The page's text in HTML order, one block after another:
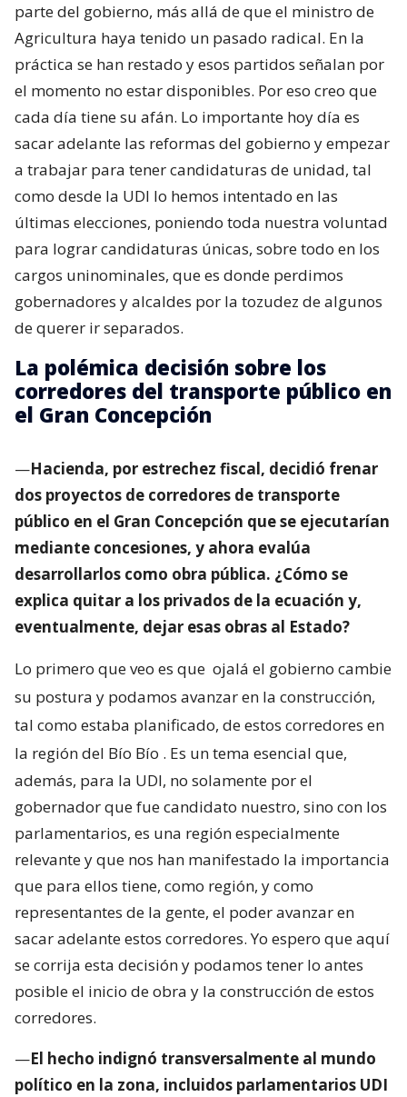
parte del gobierno, más allá de que el ministro de
Agricultura haya tenido un pasado radical. En la
práctica se han restado y esos partidos señalan por
el momento no estar disponibles. Por eso creo que
cada día tiene su afán. Lo importante hoy día es
sacar adelante las reformas del gobierno y empezar
a trabajar para tener candidaturas de unidad, tal
como desde la UDI lo hemos intentado en las
últimas elecciones, poniendo toda nuestra voluntad
para lograr candidaturas únicas, sobre todo en los
cargos uninominales, que es donde perdimos
gobernadores y alcaldes por la tozudez de algunos
de querer ir separados.
La polémica decisión sobre los
corredores del transporte público en
el Gran Concepción
—Hacienda, por estrechez fiscal, decidió frenar
dos proyectos de corredores de transporte
público en el Gran Concepción que se ejecutarían
mediante concesiones, y ahora evalúa
desarrollarlos como obra pública. ¿Cómo se
explica quitar a los privados de la ecuación y,
eventualmente, dejar esas obras al Estado?
Lo primero que veo es que ojalá el gobierno cambie
su postura y podamos avanzar en la construcción,
tal como estaba planificado, de estos corredores en
la región del Bío Bío . Es un tema esencial que,
además, para la UDI, no solamente por el
gobernador que fue candidato nuestro, sino con los
parlamentarios, es una región especialmente
relevante y que nos han manifestado la importancia
que para ellos tiene, como región, y como
representantes de la gente, el poder avanzar en
sacar adelante estos corredores. Yo espero que aquí
se corrija esta decisión y podamos tener lo antes
posible el inicio de obra y la construcción de estos
corredores.
—El hecho indignó transversalmente al mundo
político en la zona, incluidos parlamentarios UDI